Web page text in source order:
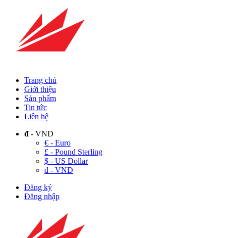
Trang chủ
Giới thiệu
Sản phẩm
Tin tức
Liên hệ
đ - VND
€ - Euro
£ - Pound Sterling
$ - US Dollar
đ - VND
Đăng ký
Đăng nhập